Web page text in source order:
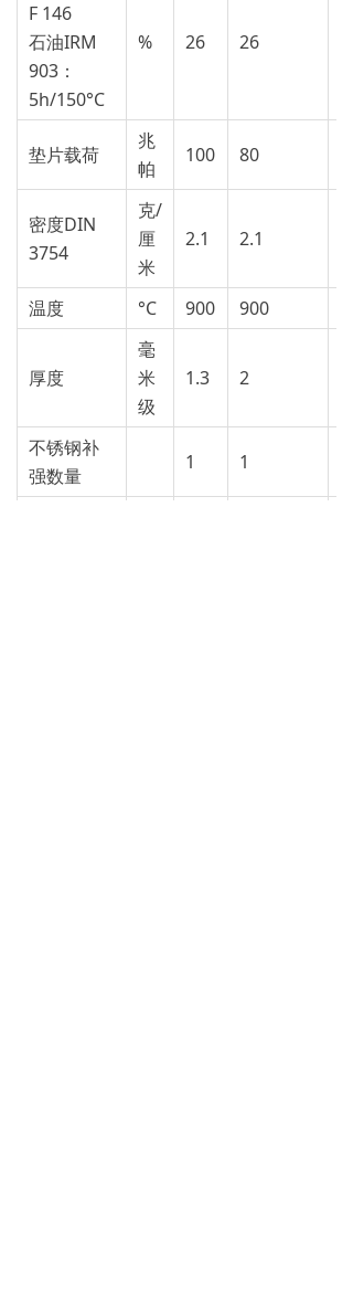
F 146
石油IRM
903：
5h/150°C
% 26 26
垫片载荷
兆
帕
100 80
密度DIN
3754
克/
厘
米
2.1 2.1
温度 °C 900 900
厚度
毫
米
级
1.3 2
不锈钢补
强数量
1 1